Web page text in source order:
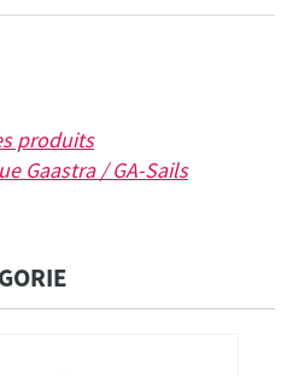
produits
Gaastra / GA-Sails